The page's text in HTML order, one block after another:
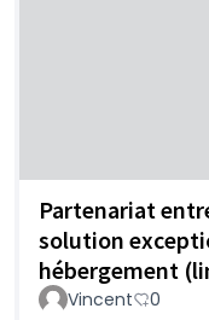
Partenariat
solution
hébergement
Vincent 0